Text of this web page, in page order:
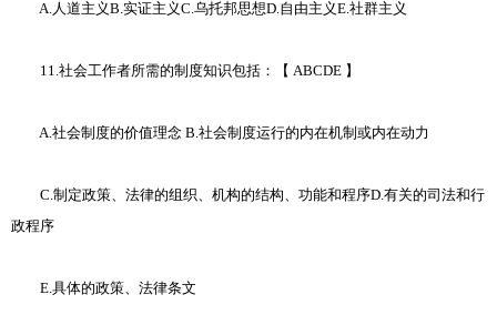
A.人道主义B.实证主义C.乌托邦思想D.自由主义E.社群主义
11.社会工作者所需的制度知识包括：【 ABCDE 】
A.社会制度的价值理念 B.社会制度运行的内在机制或内在动力
C.制定政策、法律的组织、机构的结构、功能和程序D.有关的司法和行
政程序
E.具体的政策、法律条文